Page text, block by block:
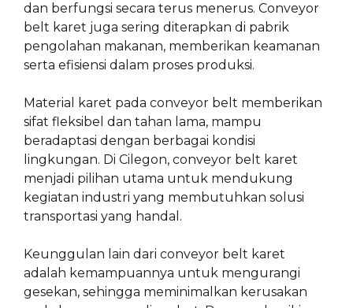
dan berfungsi secara terus menerus. Conveyor
belt karet juga sering diterapkan di pabrik
pengolahan makanan, memberikan keamanan
serta efisiensi dalam proses produksi.
Material karet pada conveyor belt memberikan
sifat fleksibel dan tahan lama, mampu
beradaptasi dengan berbagai kondisi
lingkungan. Di Cilegon, conveyor belt karet
menjadi pilihan utama untuk mendukung
kegiatan industri yang membutuhkan solusi
transportasi yang handal.
Keunggulan lain dari conveyor belt karet
adalah kemampuannya untuk mengurangi
gesekan, sehingga meminimalkan kerusakan